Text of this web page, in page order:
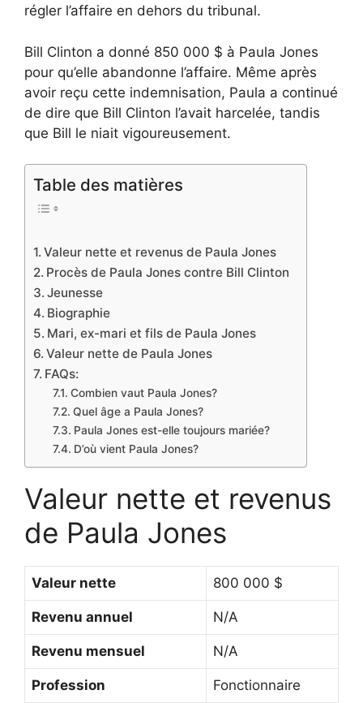
régler l’affaire en dehors du tribunal.
Bill Clinton a donné 850 000 $ à Paula Jones
pour qu’elle abandonne l’affaire. Même après
avoir reçu cette indemnisation, Paula a continué
de dire que Bill Clinton l’avait harcelée, tandis
que Bill le niait vigoureusement.
Table des matières
Valeur nette et revenus de Paula Jones
Procès de Paula Jones contre Bill Clinton
Jeunesse
Biographie
Mari, ex-mari et fils de Paula Jones
Valeur nette de Paula Jones
FAQs:
Combien vaut Paula Jones?
Quel âge a Paula Jones?
Paula Jones est-elle toujours mariée?
D’où vient Paula Jones?
Valeur nette et revenus
de Paula Jones
Valeur nette 800 000 $
Revenu annuel N/A
Revenu mensuel N/A
Profession Fonctionnaire